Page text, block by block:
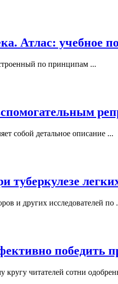
Атлас: учебное
по принципам ...
собой детальное описание ...
туберкулезе
и других исследователей по
победить
кругу читателей сотни